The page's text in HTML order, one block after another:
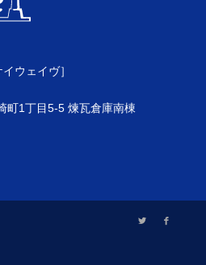
ウェイヴ］
町1丁目5-5 煉瓦倉庫南棟